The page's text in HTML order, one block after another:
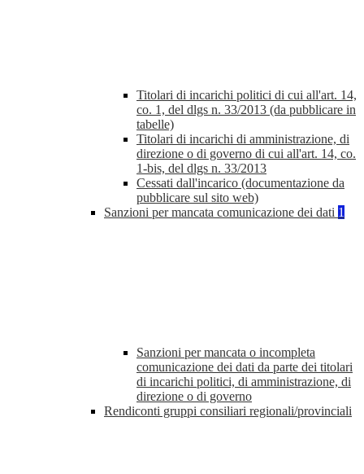
Titolari di incarichi politici di cui all'art. 14,
co. 1, del dlgs n. 33/2013 (da pubblicare in
tabelle)
Titolari di incarichi di amministrazione, di
direzione o di governo di cui all'art. 14, co.
1-bis, del dlgs n. 33/2013
Cessati dall'incarico (documentazione da
pubblicare sul sito web)
Sanzioni per mancata comunicazione dei dati 1
Sanzioni per mancata o incompleta
comunicazione dei dati da parte dei titolari
di incarichi politici, di amministrazione, di
direzione o di governo
Rendiconti gruppi consiliari regionali/provinciali